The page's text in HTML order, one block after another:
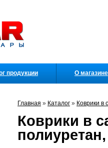
Главная » Каталог » Коврики в
Коврики в
продукции О магазине